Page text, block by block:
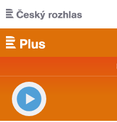
Přejít k hlavnímu obsahu